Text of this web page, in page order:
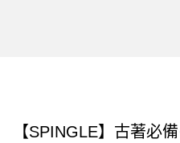
【SPINGLE】古著必